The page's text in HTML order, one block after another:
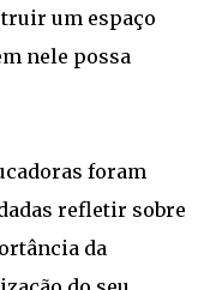
um espaço
nele possa
foram
refletir sobre
da